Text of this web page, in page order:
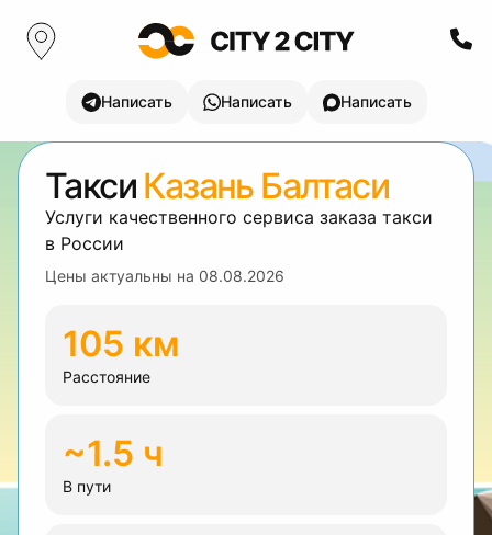
Написать Написать Написать
Такси Казань Балтаси
Услуги качественного сервиса заказа такси
в России
Цены актуальны на 08.08.2026
105 км
Расстояние
~1.5 ч
В пути